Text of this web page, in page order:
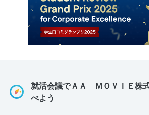
就活会議でＡＡ ＭＯＶＩＥ株
べよう